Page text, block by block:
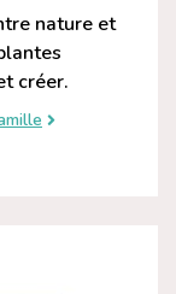
nature et
créer.